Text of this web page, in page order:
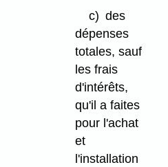
c) des
dépenses
totales, sauf
les frais
d'intérêts,
qu'il a faites
pour l'achat
et
l'installation